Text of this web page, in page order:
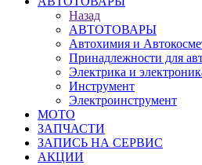
Назад
АВТОТОВАРЫ
Автохимия и
Принадлежности для
Электрика и
Инструмент
Электроинструмент
МОТО
ЗАПЧАСТИ
ЗАПИСЬ НА СЕРВИС
АКЦИИ